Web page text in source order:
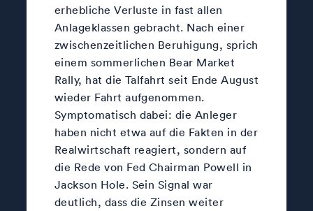
erhebliche Verluste in fast allen
Anlageklassen gebracht. Nach einer
zwischenzeitlichen Beruhigung, sprich
einem sommerlichen Bear Market
Rally, hat die Talfahrt seit Ende August
wieder Fahrt aufgenommen.
Symptomatisch dabei: die Anleger
haben nicht etwa auf die Fakten in der
Realwirtschaft reagiert, sondern auf
die Rede von Fed Chairman Powell in
Jackson Hole. Sein Signal war
deutlich, dass die Zinsen weiter